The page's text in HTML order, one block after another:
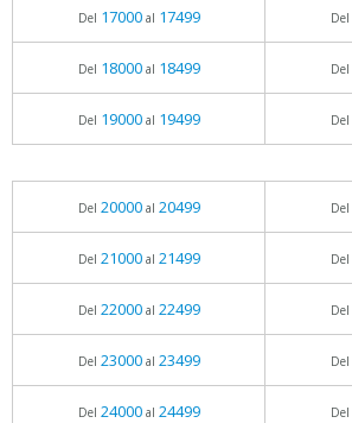
Del 17000al 17499 Del
Del 18000al 18499 Del
Del 19000al 19499 Del
Del 20000al 20499 Del
Del 21000al 21499 Del
Del 22000al 22499 Del
Del 23000al 23499 Del
Del 24000al 24499 Del